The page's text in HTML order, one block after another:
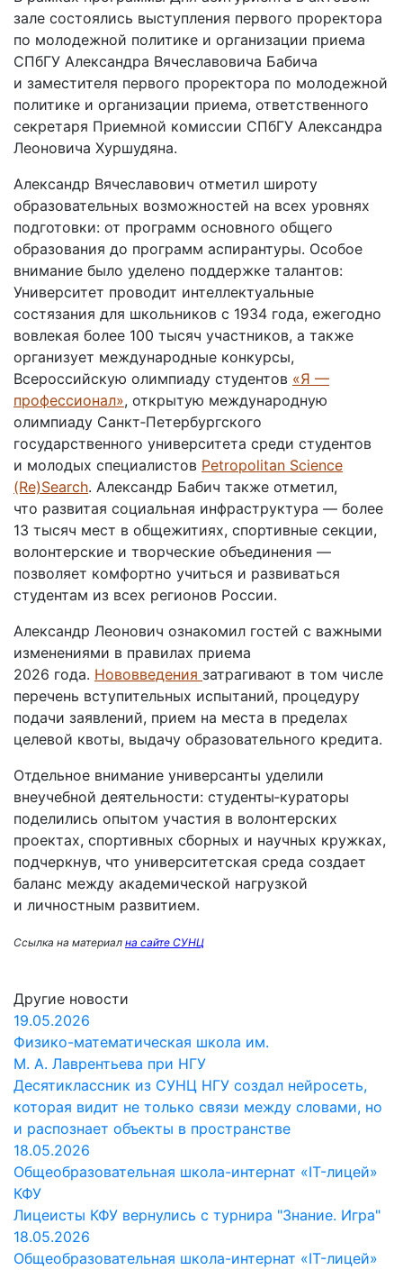
зале состоялись выступления первого проректора
по молодежной политике и организации приема
СПбГУ Александра Вячеславовича Бабича
и заместителя первого проректора по молодежной
политике и организации приема, ответственного
секретаря Приемной комиссии СПбГУ Александра
Леоновича Хуршудяна.
Александр Вячеславович отметил широту
образовательных возможностей на всех уровнях
подготовки: от программ основного общего
образования до программ аспирантуры. Особое
внимание было уделено поддержке талантов:
Университет проводит интеллектуальные
состязания для школьников с 1934 года, ежегодно
вовлекая более 100 тысяч участников, а также
организует международные конкурсы,
Всероссийскую олимпиаду студентов «Я —
профессионал», открытую международную
олимпиаду Санкт‑Петербургского
государственного университета среди студентов
и молодых специалистов Petropolitan Science
(Re)Search. Александр Бабич также отметил,
что развитая социальная инфраструктура — более
13 тысяч мест в общежитиях, спортивные секции,
волонтерские и творческие объединения —
позволяет комфортно учиться и развиваться
студентам из всех регионов России.
Александр Леонович ознакомил гостей с важными
изменениями в правилах приема
2026 года. Нововведения затрагивают в том числе
перечень вступительных испытаний, процедуру
подачи заявлений, прием на места в пределах
целевой квоты, выдачу образовательного кредита.
Отдельное внимание универсанты уделили
внеучебной деятельности: студенты‑кураторы
поделились опытом участия в волонтерских
проектах, спортивных сборных и научных кружках,
подчеркнув, что университетская среда создает
баланс между академической нагрузкой
и личностным развитием.
Ссылка на материал на сайте СУНЦ
Другие новости
19.05.2026
Физико-математическая школа им.
М. А. Лаврентьева при НГУ
Десятиклассник из СУНЦ НГУ создал нейросеть,
которая видит не только связи между словами, но
и распознает объекты в пространстве
18.05.2026
Общеобразовательная школа-интернат «IT-лицей»
КФУ
Лицеисты КФУ вернулись с турнира "Знание. Игра"
18.05.2026
Общеобразовательная школа-интернат «IT-лицей»